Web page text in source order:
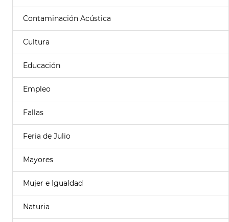
Contaminación Acústica
Cultura
Educación
Empleo
Fallas
Feria de Julio
Mayores
Mujer e Igualdad
Naturia